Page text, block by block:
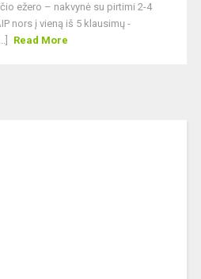
ežero – nakvynė su pirtimi 2-4
nors į vieną iš 5 klausimų -
Read More